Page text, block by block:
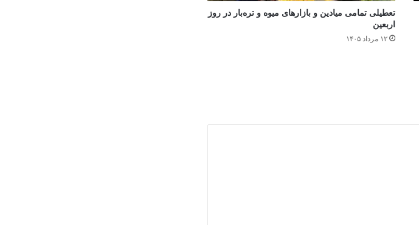
تعطیلی تمامی میادین و بازارهای میوه و تره‌بار در روز
اربعین
۱۲ مرداد ۱۴۰۵